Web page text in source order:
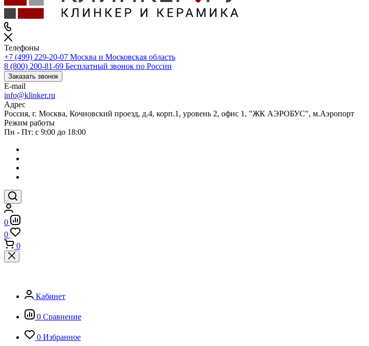
Телефоны
+7 (499) 229-20-07 Москва и Московская область
8 (800) 200-81-69 Бесплатный звонок по России
Заказать звонок
E-mail
info@klinker.ru
Адрес
Россия, г. Москва, Кочновский проезд, д.4, корп.1, уровень 2, офис 1, "ЖК АЭРОБУС", м.Аэропорт
Режим работы
Пн - Пт: с 9:00 до 18:00
0
0
0
Кабинет
0 Сравнение
0 Избранное